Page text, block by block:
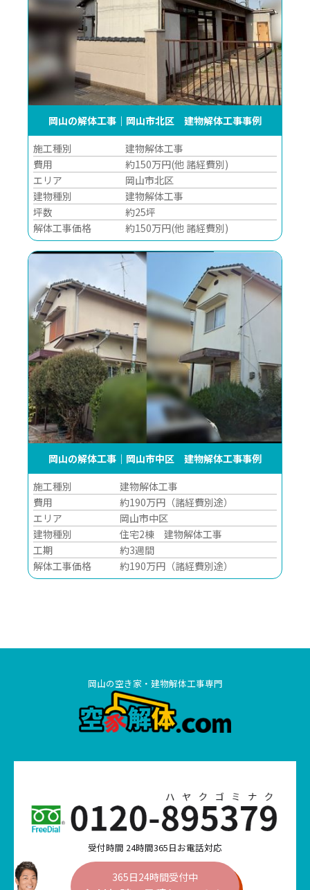
岡山の解体工事｜岡山市北区 建物解体工事事例
施工種別
建物解体工事
費用
約150万円(他 諸経費別)
エリア
岡山市北区
建物種別
建物解体工事
坪数
約25坪
解体工事価格
約150万円(他 諸経費別)
岡山の解体工事｜岡山市中区 建物解体工事事例
施工種別
建物解体工事
費用
約190万円（諸経費別途）
エリア
岡山市中区
建物種別
住宅2棟 建物解体工事
工期
約3週間
解体工事価格
約190万円（諸経費別途）
岡山の空き家・建物解体工事専門
受付時間 24時間365日お電話対応
365日24時間受付中